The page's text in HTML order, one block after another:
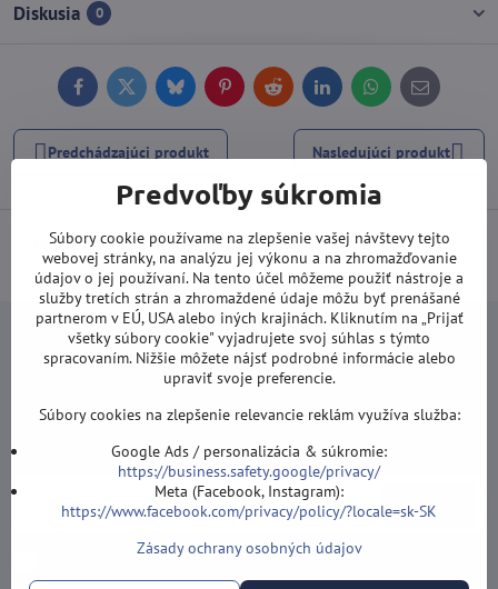
Diskusia 0
FacebookTwitterBlueskyPinterestReddit LinkedInWhatsApp
E-
mail
Predchádzajúci produkt Nasledujúci produkt
Doprava od 100 EUR ZDARMA(Platí pri platbe prevodom alebo
kartou).
Newsletter
Odoberať naše novinky:
Odoberať
Chcem sa prihlásiť k odberu noviniek e-mailom
Predvoľby súkromia
Súbory cookie používame na zlepšenie vašej návštevy tejto
webovej stránky, na analýzu jej výkonu a na zhromažďovanie
údajov o jej používaní. Na tento účel môžeme použiť nástroje a
služby tretích strán a zhromaždené údaje môžu byť prenášané
partnerom v EÚ, USA alebo iných krajinách. Kliknutím na „Prijať
všetky súbory cookie" vyjadrujete svoj súhlas s týmto
spracovaním. Nižšie môžete nájsť podrobné informácie alebo
upraviť svoje preferencie.
Súbory cookies na zlepšenie relevancie reklám využíva služba:
Google Ads / personalizácia & súkromie:
https://business.safety.google/privacy/
Meta (Facebook, Instagram):
https://www.facebook.com/privacy/policy/?locale=sk-SK
Zásady ochrany osobných údajov